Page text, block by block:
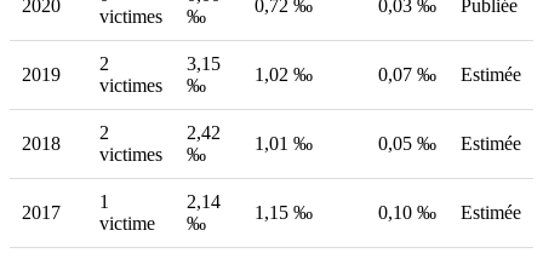
2020
victimes
‰
0,72 ‰ 0,03 ‰ Publiée
2019
2
victimes
3,15
‰
1,02 ‰ 0,07 ‰ Estimée
2018
2
victimes
2,42
‰
1,01 ‰ 0,05 ‰ Estimée
2017
1
victime
2,14
‰
1,15 ‰ 0,10 ‰ Estimée